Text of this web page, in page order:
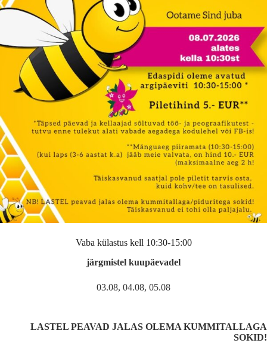
Vaba külastus kell 10:30-15:00
järgmistel kuupäevadel
03.08, 04.08, 05.08
LASTEL PEAVAD JALAS OLEMA KUMMITALLAGA
SOKID!